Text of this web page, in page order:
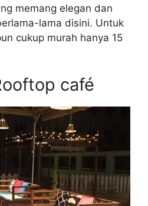
memang elegan dan
lama disini. Untuk
cukup murah hanya 15
café